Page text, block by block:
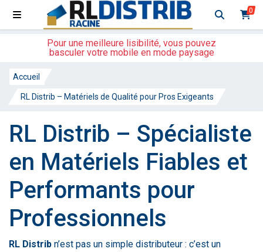
0
Pour une meilleure lisibilité, vous pouvez
basculer votre mobile en mode paysage
Accueil
RL Distrib – Matériels de Qualité pour Pros Exigeants
RL Distrib – Spécialiste
en Matériels Fiables et
Performants pour
Professionnels
RL Distrib n’est pas un simple distributeur : c’est un